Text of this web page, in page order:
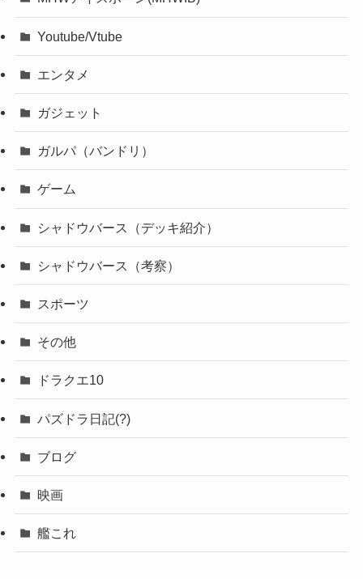
Youtube/Vtube
エンタメ
ガジェット
ガルパ（バンドリ）
ゲーム
シャドウバース（デッキ紹介）
シャドウバース（考察）
スポーツ
その他
ドラクエ10
パズドラ日記(?)
ブログ
映画
艦これ